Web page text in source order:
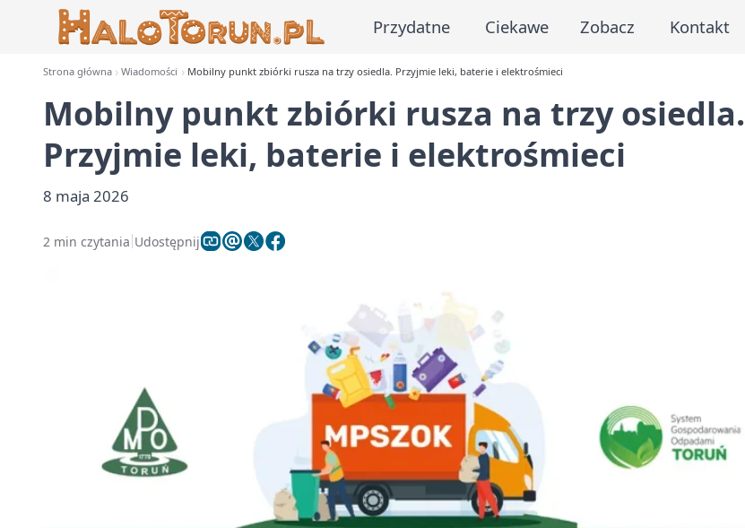
Przydatne Ciekawe Zobacz Kontakt
Strona główna Wiadomości Mobilny punkt zbiórki rusza na trzy osiedla. Przyjmie leki, baterie i elektrośmieci
Mobilny punkt zbiórki rusza na trzy osiedla.
Przyjmie leki, baterie i elektrośmieci
8 maja 2026
2 min czytania Udostępnij